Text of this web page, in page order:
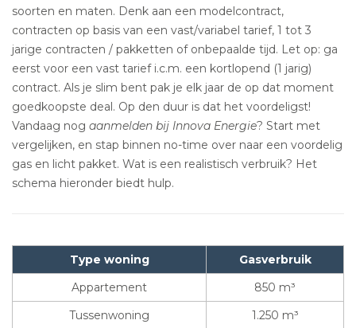
soorten en maten. Denk aan een modelcontract,
contracten op basis van een vast/variabel tarief, 1 tot 3
jarige contracten / pakketten of onbepaalde tijd. Let op: ga
eerst voor een vast tarief i.c.m. een kortlopend (1 jarig)
contract. Als je slim bent pak je elk jaar de op dat moment
goedkoopste deal. Op den duur is dat het voordeligst!
Vandaag nog aanmelden bij Innova Energie? Start met
vergelijken, en stap binnen no-time over naar een voordelig
gas en licht pakket. Wat is een realistisch verbruik? Het
schema hieronder biedt hulp.
Type woning
Gasverbruik
Appartement
850 m³
Tussenwoning
1.250 m³